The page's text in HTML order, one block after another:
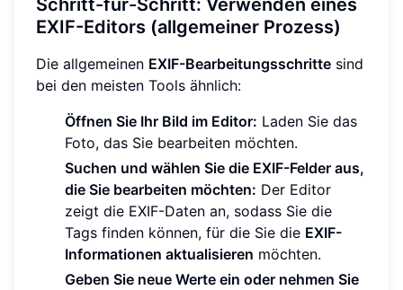
Schritt-für-Schritt: Verwenden eines
EXIF-Editors (allgemeiner Prozess)
Die allgemeinen EXIF-Bearbeitungsschritte sind
bei den meisten Tools ähnlich:
Öffnen Sie Ihr Bild im Editor: Laden Sie das
Foto, das Sie bearbeiten möchten.
Suchen und wählen Sie die EXIF-Felder aus,
die Sie bearbeiten möchten: Der Editor
zeigt die EXIF-Daten an, sodass Sie die
Tags finden können, für die Sie die EXIF-
Informationen aktualisieren möchten.
Geben Sie neue Werte ein oder nehmen Sie